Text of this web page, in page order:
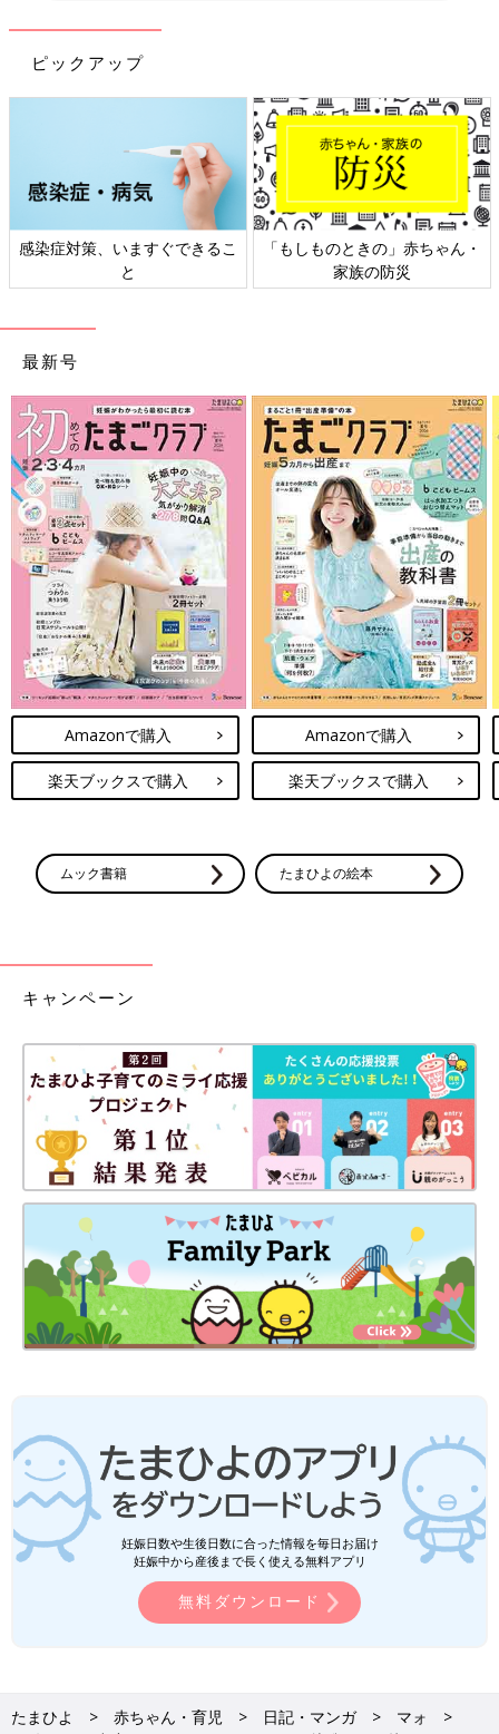
ピックアップ
感染症対策、いますぐできるこ
と
「もしものときの」赤ちゃん・
家族の防災
最新号
Amazonで購入
楽天ブックスで購入
Amazonで購入
楽天ブックスで購入
ムック書籍 たまひよの絵本
キャンペーン
妊娠日数や生後日数に合った情報を毎日お届け
妊娠中から産後まで長く使える無料アプリ
無料ダウンロード
たまひよ 赤ちゃん・育児 日記・マンガ
マォ